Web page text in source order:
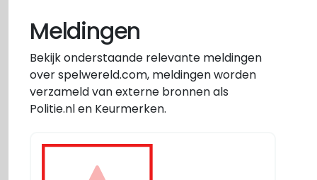
Meldingen
Bekijk onderstaande relevante meldingen
over spelwereld.com, meldingen worden
verzameld van externe bronnen als
Politie.nl en Keurmerken.